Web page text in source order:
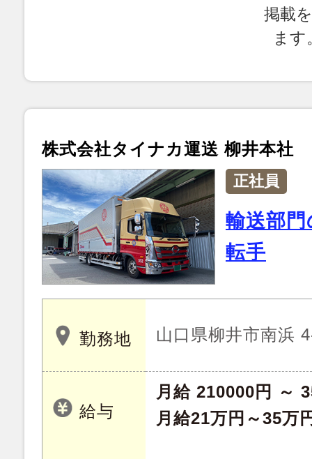
掲載
ま
株式会社タイナカ運送 柳井本社
正社員
輸送部
転手
勤務地 山口県柳井市南浜
給与
月給 210000円 ～
月給21万円～35万